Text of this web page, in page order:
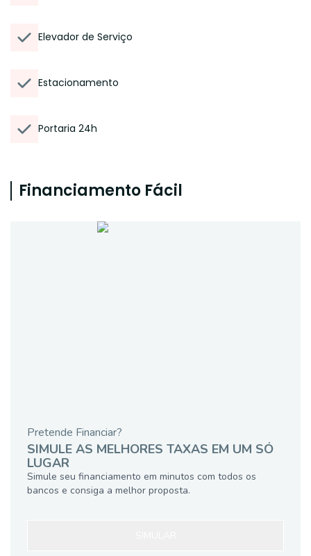
Elevador de Serviço
Estacionamento
Portaria 24h
Financiamento Fácil
Pretende Financiar?
SIMULE AS MELHORES TAXAS EM UM SÓ
LUGAR
Simule seu financiamento em minutos com todos os
bancos e consiga a melhor proposta.